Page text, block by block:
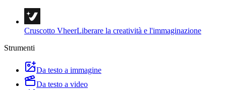
Cruscotto VheerLiberare la creatività e l'immaginazione
Strumenti
Da testo a immagine
Da testo a video